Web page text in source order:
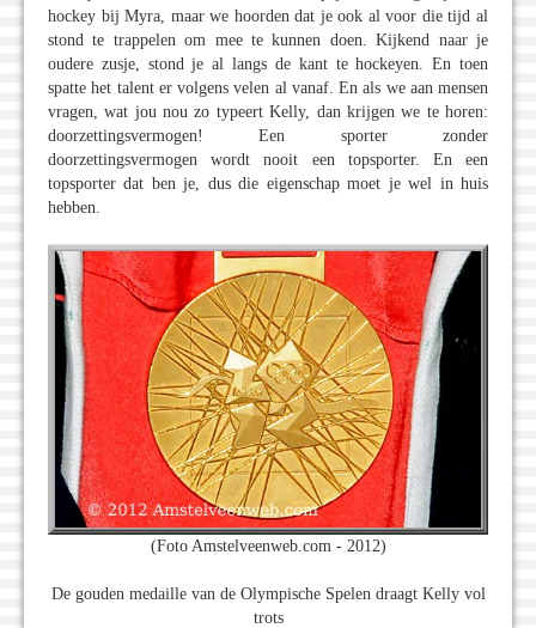
hockey bij Myra, maar we hoorden dat je ook al voor die tijd al
stond te trappelen om mee te kunnen doen. Kijkend naar je
oudere zusje, stond je al langs de kant te hockeyen. En toen
spatte het talent er volgens velen al vanaf. En als we aan mensen
vragen, wat jou nou zo typeert Kelly, dan krijgen we te horen:
doorzettingsvermogen! Een sporter zonder
doorzettingsvermogen wordt nooit een topsporter. En een
topsporter dat ben je, dus die eigenschap moet je wel in huis
hebben.
(Foto Amstelveenweb.com - 2012)
De gouden medaille van de Olympische Spelen draagt Kelly vol
trots